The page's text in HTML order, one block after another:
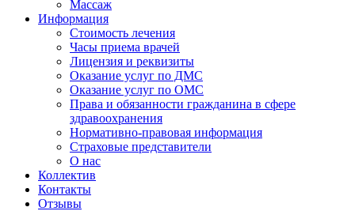
Массаж
Информация
Стоимость лечения
Часы приема врачей
Лицензия и реквизиты
Оказание услуг по ДМС
Оказание услуг по ОМС
Права и обязанности гражданина в сфере
здравоохранения
Нормативно-правовая информация
Страховые представители
О нас
Коллектив
Контакты
Отзывы